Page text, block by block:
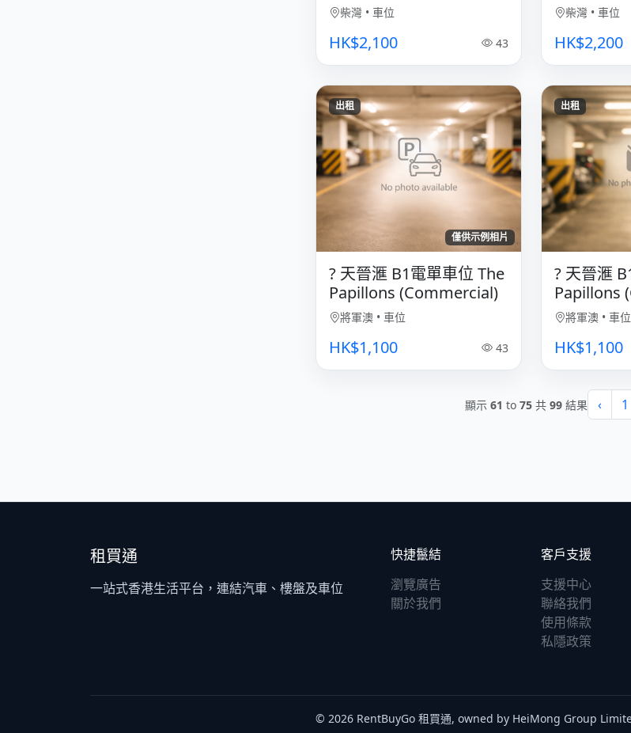
柴灣 • 車位
HK$2,100 43
柴灣 • 車位
HK$2,200
僅供示例相片
出租
?️ 天晉滙 B1電單車位 The
Papillons (Commercial)
將軍澳 • 車位
HK$1,100 43
出租
?️ 天晉滙
Papillons
將軍澳 • 車位
HK$1,100
顯示 61 to 75共 99結果 ‹ 1
租買通
一站式香港生活平台，連結汽車、樓盤及車位
快捷鬣結
瀏覽廣告
關於我們
客戶支援
支援中心
聯絡我們
使用條款
私隱政策
© 2026 RentBuyGo 租買通, owned by HeiMong Group